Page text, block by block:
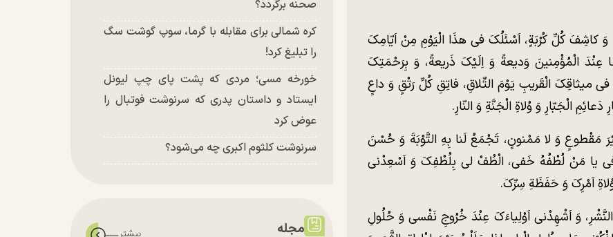
وَ کاشِفَ کُلِّ کُرْبَةٍ، اَسْئَلُکَ فی هذَا الْیَوْمِ مِنْ اَیّامِکَ
الْمُؤْمِنینَ وَدیعةً وَ اِلَیْکَ ذَریعةً، وَ بِرَحْمَتِکَ
الْقَریبِ یَوْمَ التِّلاقِ، فاتِقِ کُلِّ رَتْقٍ وَ داعٍ
الْجَبّارِ وَ وُلاةِ الْجَنَّةِ وَ النّارِ.
مَقْطوعٍ وَ لا مَمْنونٍ، تَجْمَعُ لَنا بِهِ التَّوْبَةَ وَ حُسْنَ
وَفی یا مَنْ لُطْفُهُ خَفی، الْطُفْ لی بِلُطْفِکَ وَ اَسْعِدْنی
اَمْرِکَ وَ حَفَظَةِ سِرِّکَ.
وَ اَشْهِدْنی اَوْلِیاءَکَ عِنْدَ خُرُوجِ نَفْسی وَ حُلُولِ
صحنه برگردد؟
کره شمالی برای مقابله با گرما، سوپ گوشت سگ
را تبلیغ کرد!
خورخه مسی؛ مردی که پشت پای چپ لیونل
ایستاد و داستان پدری که سرنوشت فوتبال را
عوض کرد
سرنوشت کلثوم اکبری چه می‌شود؟
مجله